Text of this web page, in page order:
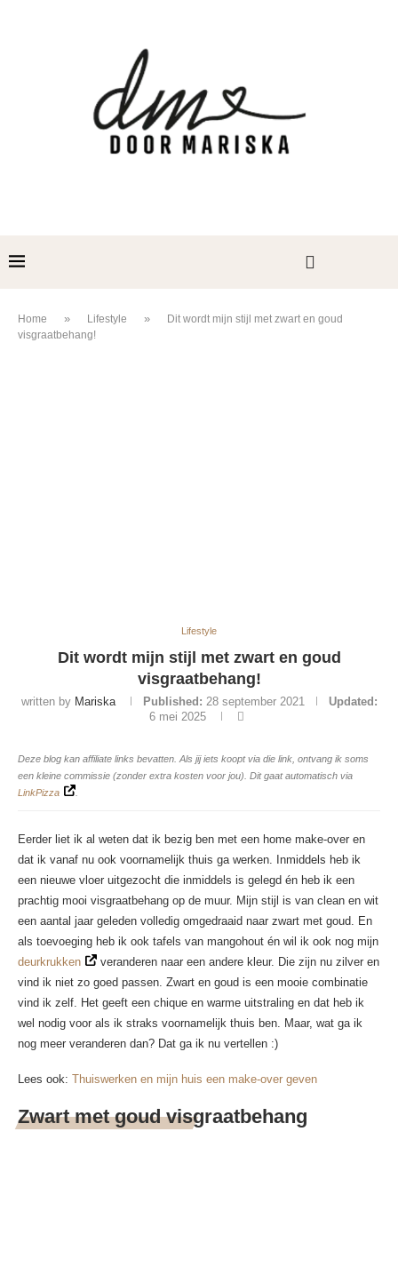
Home » Lifestyle »
Dit wordt mijn stijl met zwart en goud
visgraatbehang!
Lifestyle
Dit wordt mijn stijl met zwart en goud
visgraatbehang!
written by Mariska Published: 28 september 2021
Updated:
6 mei 2025
Deze blog kan affiliate links bevatten. Als jij iets koopt via die link, ontvang ik soms
een kleine commissie (zonder extra kosten voor jou). Dit gaat automatisch via
LinkPizza
Eerder liet ik al weten dat ik bezig ben met een home make-over en
dat ik vanaf nu ook voornamelijk thuis ga werken. Inmiddels heb ik
een nieuwe vloer uitgezocht die inmiddels is gelegd én heb ik een
prachtig mooi visgraatbehang op de muur. Mijn stijl is van clean en wit
een aantal jaar geleden volledig omgedraaid naar zwart met goud. En
als toevoeging heb ik ook tafels van mangohout én wil ik ook nog mijn
deurkrukken
veranderen naar een andere kleur. Die zijn nu zilver en
vind ik niet zo goed passen. Zwart en goud is een mooie combinatie
vind ik zelf. Het geeft een chique en warme uitstraling en dat heb ik
wel nodig voor als ik straks voornamelijk thuis ben. Maar, wat ga ik
nog meer veranderen dan? Dat ga ik nu vertellen :)
Lees ook: Thuiswerken en mijn huis een make-over geven
Zwart met goud visgraatbehang